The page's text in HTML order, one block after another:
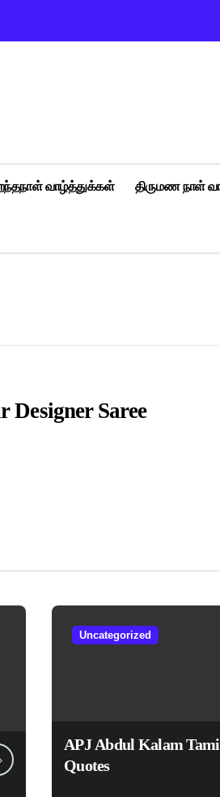
வாழ்த்துக்கள் திருமண நாள்
Designer Saree
Uncategorized
APJ Abdul Kalam
Quotes